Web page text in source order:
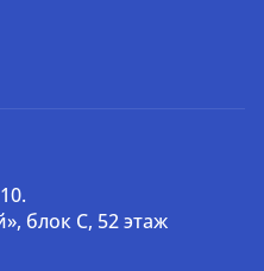
блок С, 52 этаж